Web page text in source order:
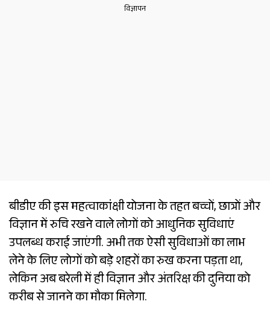
बीडीए की इस महत्वाकांक्षी योजना के तहत बच्चों, छात्रों और
विज्ञान में रुचि रखने वाले लोगों को आधुनिक सुविधाएं
उपलब्ध कराई जाएंगी. अभी तक ऐसी सुविधाओं का लाभ
लेने के लिए लोगों को बड़े शहरों का रुख करना पड़ता था,
लेकिन अब बरेली में ही विज्ञान और अंतरिक्ष की दुनिया को
करीब से जानने का मौका मिलेगा.